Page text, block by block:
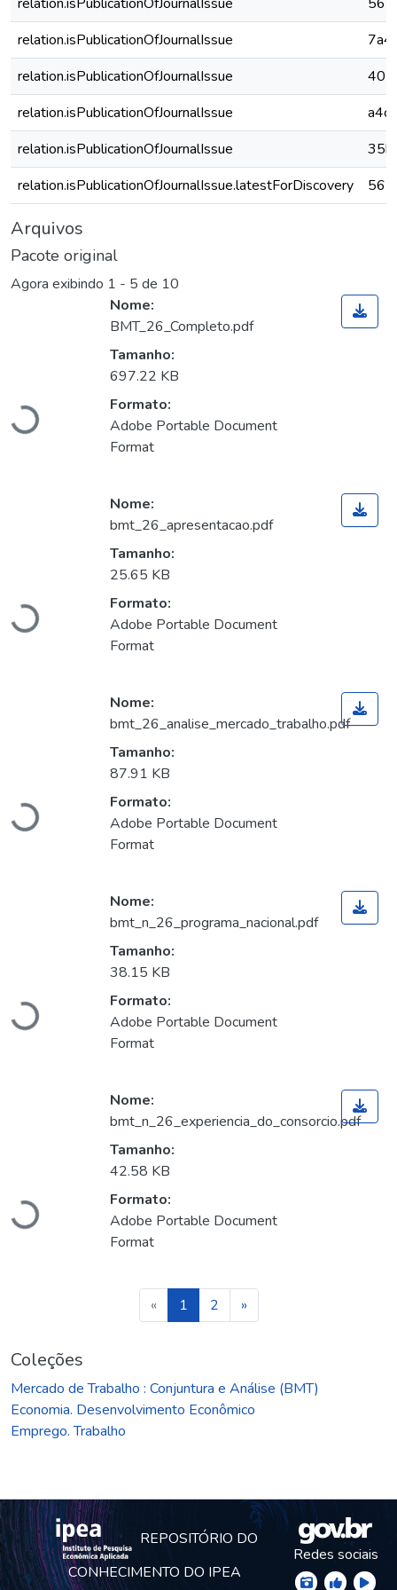
relation.isPublicationOfJournalIssue
relation.isPublicationOfJournalIssue
relation.isPublicationOfJournalIssue
relation.isPublicationOfJournalIssue
relation.isPublicationOfJournalIssue.latestForDiscovery
Arquivos
Pacote original
Agora exibindo 1 - 5 de 10
Carregando...
Nome:
BMT_26_Completo.pdf
Tamanho:
697.22 KB
Formato:
Adobe Portable Document
Format
Carregando...
Nome:
bmt_26_apresentacao.pdf
Tamanho:
25.65 KB
Formato:
Adobe Portable Document
Format
Carregando...
Nome:
bmt_26_analise_mercado_trabalho.pdf
Tamanho:
87.91 KB
Formato:
Adobe Portable Document
Format
Carregando...
Nome:
bmt_n_26_programa_nacional.pdf
Tamanho:
38.15 KB
Formato:
Adobe Portable Document
Format
Carregando...
Nome:
bmt_n_26_experiencia_do_consorcio.pdf
Tamanho:
42.58 KB
Formato:
Adobe Portable Document
Format
« 1(current)
2 »
Coleções
Mercado de Trabalho : Conjuntura e Análise (BMT)
Economia. Desenvolvimento Econômico
Emprego. Trabalho
REPOSITÓRIO DO
CONHECIMENTO DO IPEA
Redes sociais